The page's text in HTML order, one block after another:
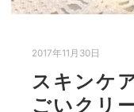
2017年11月30日
スキンケ
ごいクリ